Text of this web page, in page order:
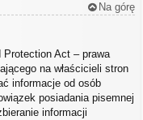
Na górę
Act – prawa
na właścicieli stron
informacje od osób
posiadania pisemnej
informacji